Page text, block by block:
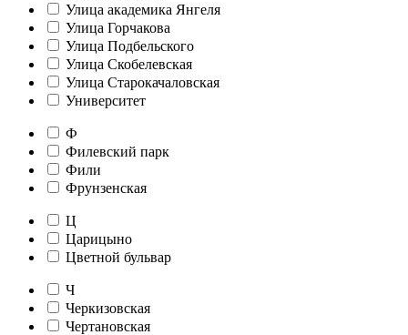
Улица академика Янгеля
Улица Горчакова
Улица Подбельского
Улица Скобелевская
Улица Старокачаловская
Университет
Ф
Филевский парк
Фили
Фрунзенская
Ц
Царицыно
Цветной бульвар
Ч
Черкизовская
Чертановская